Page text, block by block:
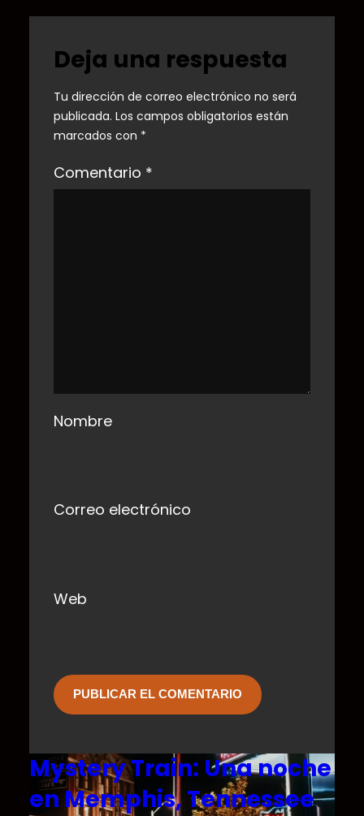
Deja una respuesta
Tu dirección de correo electrónico no será
publicada. Los campos obligatorios están
marcados con *
Comentario *
Nombre
Correo electrónico
Web
Mystery Train: Una noche
en Memphis, Tennessee